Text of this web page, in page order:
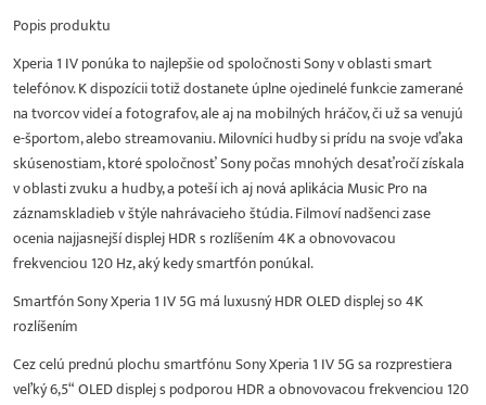
Popis produktu
Xperia 1 IV ponúka to najlepšie od spoločnosti Sony v oblasti smart
telefónov. K dispozícii totiž dostanete úplne ojedinelé funkcie zamerané
na tvorcov videí a fotografov, ale aj na mobilných hráčov, či už sa venujú
e-športom, alebo streamovaniu. Milovníci hudby si prídu na svoje vďaka
skúsenostiam, ktoré spoločnosť Sony počas mnohých desaťročí získala
v oblasti zvuku a hudby, a poteší ich aj nová aplikácia Music Pro na
záznamskladieb v štýle nahrávacieho štúdia. Filmoví nadšenci zase
ocenia najjasnejší displej HDR s rozlíšením 4K a obnovovacou
frekvenciou 120 Hz, aký kedy smartfón ponúkal.
Smartfón Sony Xperia 1 IV 5G má luxusný HDR OLED displej so 4K
rozlíšením
Cez celú prednú plochu smartfónu Sony Xperia 1 IV 5G sa rozprestiera
veľký 6,5“ OLED displej s podporou HDR a obnovovacou frekvenciou 120